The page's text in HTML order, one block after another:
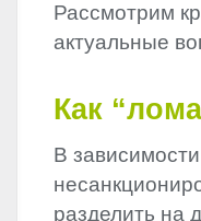
Рассмотрим
актуальные
Как
В
разделить на